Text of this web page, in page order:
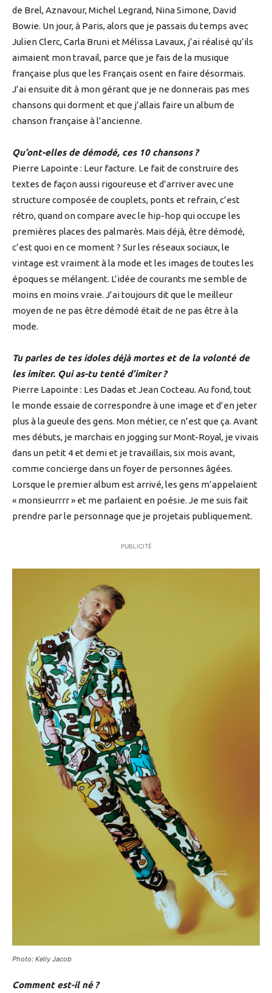
de Brel, Aznavour, Michel Legrand, Nina Simone, David
Bowie. Un jour, à Paris, alors que je passais du temps avec
Julien Clerc, Carla Bruni et Mélissa Lavaux, j’ai réalisé qu’ils
aimaient mon travail, parce que je fais de la musique
française plus que les Français osent en faire désormais.
J’ai ensuite dit à mon gérant que je ne donnerais pas mes
chansons qui dorment et que j’allais faire un album de
chanson française à l’ancienne.
Qu’ont-elles de démodé, ces 10 chansons ?
Pierre Lapointe : Leur facture. Le fait de construire des
textes de façon aussi rigoureuse et d’arriver avec une
structure composée de couplets, ponts et refrain, c’est
rétro, quand on compare avec le hip-hop qui occupe les
premières places des palmarès. Mais déjà, être démodé,
c’est quoi en ce moment ? Sur les réseaux sociaux, le
vintage est vraiment à la mode et les images de toutes les
époques se mélangent. L’idée de courants me semble de
moins en moins vraie. J’ai toujours dit que le meilleur
moyen de ne pas être démodé était de ne pas être à la
mode.
Tu parles de tes idoles déjà mortes et de la volonté de
les imiter. Qui as-tu tenté d’imiter ?
Pierre Lapointe : Les Dadas et Jean Cocteau. Au fond, tout
le monde essaie de correspondre à une image et d’en jeter
plus à la gueule des gens. Mon métier, ce n’est que ça. Avant
mes débuts, je marchais en jogging sur Mont-Royal, je vivais
dans un petit 4 et demi et je travaillais, six mois avant,
comme concierge dans un foyer de personnes âgées.
Lorsque le premier album est arrivé, les gens m’appelaient
« monsieurrrr » et me parlaient en poésie. Je me suis fait
prendre par le personnage que je projetais publiquement.
PUBLICITÉ
Photo: Kelly Jacob
Comment est-il né ?